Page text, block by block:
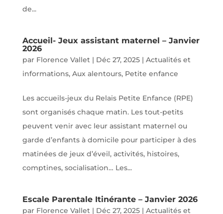
de...
Accueil- Jeux assistant maternel – Janvier
2026
par Florence Vallet| Déc 27, 2025| Actualités et
informations, Aux alentours, Petite enfance
Les accueils-jeux du Relais Petite Enfance (RPE)
sont organisés chaque matin. Les tout-petits
peuvent venir avec leur assistant maternel ou
garde d’enfants à domicile pour participer à des
matinées de jeux d’éveil, activités, histoires,
comptines, socialisation… Les...
Escale Parentale Itinérante – Janvier 2026
par Florence Vallet| Déc 27, 2025| Actualités et